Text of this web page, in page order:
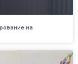
на